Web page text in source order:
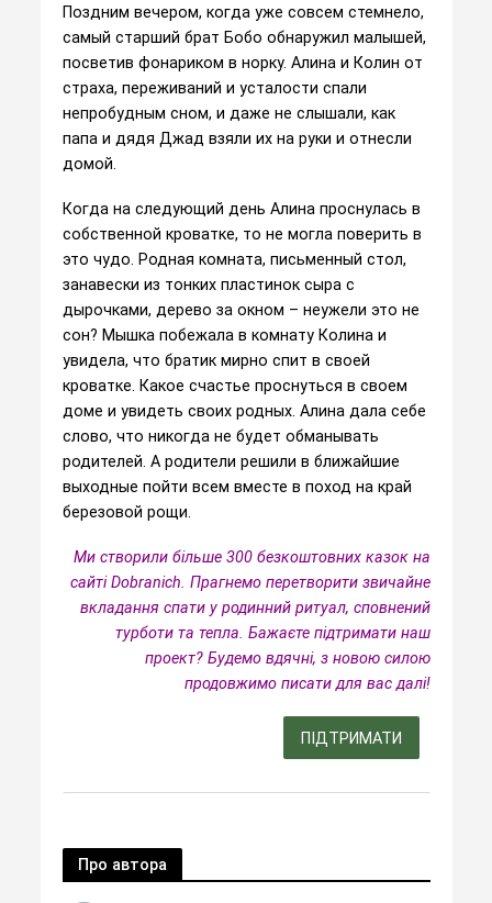
Поздним вечером, когда уже совсем стемнело,
самый старший брат Бобо обнаружил малышей,
посветив фонариком в норку. Алина и Колин от
страха, переживаний и усталости спали
непробудным сном, и даже не слышали, как
папа и дядя Джад взяли их на руки и отнесли
домой.
Когда на следующий день Алина проснулась в
собственной кроватке, то не могла поверить в
это чудо. Родная комната, письменный стол,
занавески из тонких пластинок сыра с
дырочками, дерево за окном – неужели это не
сон? Мышка побежала в комнату Колина и
увидела, что братик мирно спит в своей
кроватке. Какое счастье проснуться в своем
доме и увидеть своих родных. Алина дала себе
слово, что никогда не будет обманывать
родителей. А родители решили в ближайшие
выходные пойти всем вместе в поход на край
березовой рощи.
Ми створили більше 300 безкоштовних казок на
сайті Dobranich. Прагнемо перетворити звичайне
вкладання спати у родинний ритуал, сповнений
турботи та тепла. Бажаєте підтримати наш
проект? Будемо вдячні, з новою силою
продовжимо писати для вас далі!
ПІДТРИМАТИ
Про автора